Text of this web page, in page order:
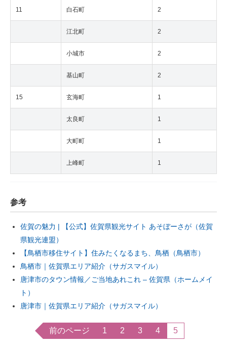
11 白石町 2
江北町 2
小城市 2
基山町 2
15 玄海町 1
太良町 1
大町町 1
上峰町 1
参考
佐賀の魅力 | 【公式】佐賀県観光サイト あそぼーさが（佐賀
県観光連盟）
【鳥栖市移住サイト】住みたくなるまち、鳥栖（鳥栖市）
鳥栖市｜佐賀県エリア紹介（サガスマイル）
唐津市のタウン情報／ご当地あれこれ – 佐賀県（ホームメイ
ト）
唐津市｜佐賀県エリア紹介（サガスマイル）
前のページ 1 2 3 4 5